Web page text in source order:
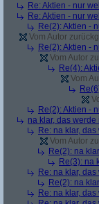
Re: Aktien - nur
Re: Aktien - nur
Re(2): Aktien -
Vom Autor
Re(2): Aktien -
Vom Autor
Re(4):
Vom
Re(2): Aktien -
na klar, das
Re: na klar,
Vom Autor
Re(2): na
Re(3): na
Re: na klar,
Re(2): na
Re: na klar,